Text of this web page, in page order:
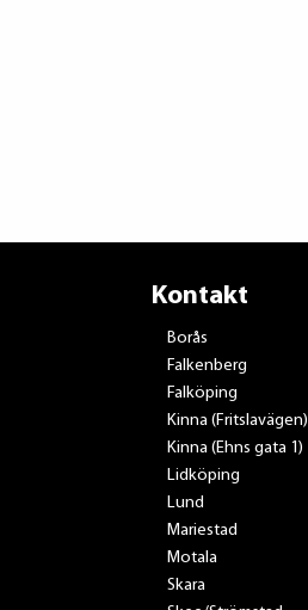
Kontakt
Borås
Falkenberg
Falköping
Kinna (Fritslavägen)
Kinna (Ehns gata 1)
Lidköping
Lund
Mariestad
Motala
Skara